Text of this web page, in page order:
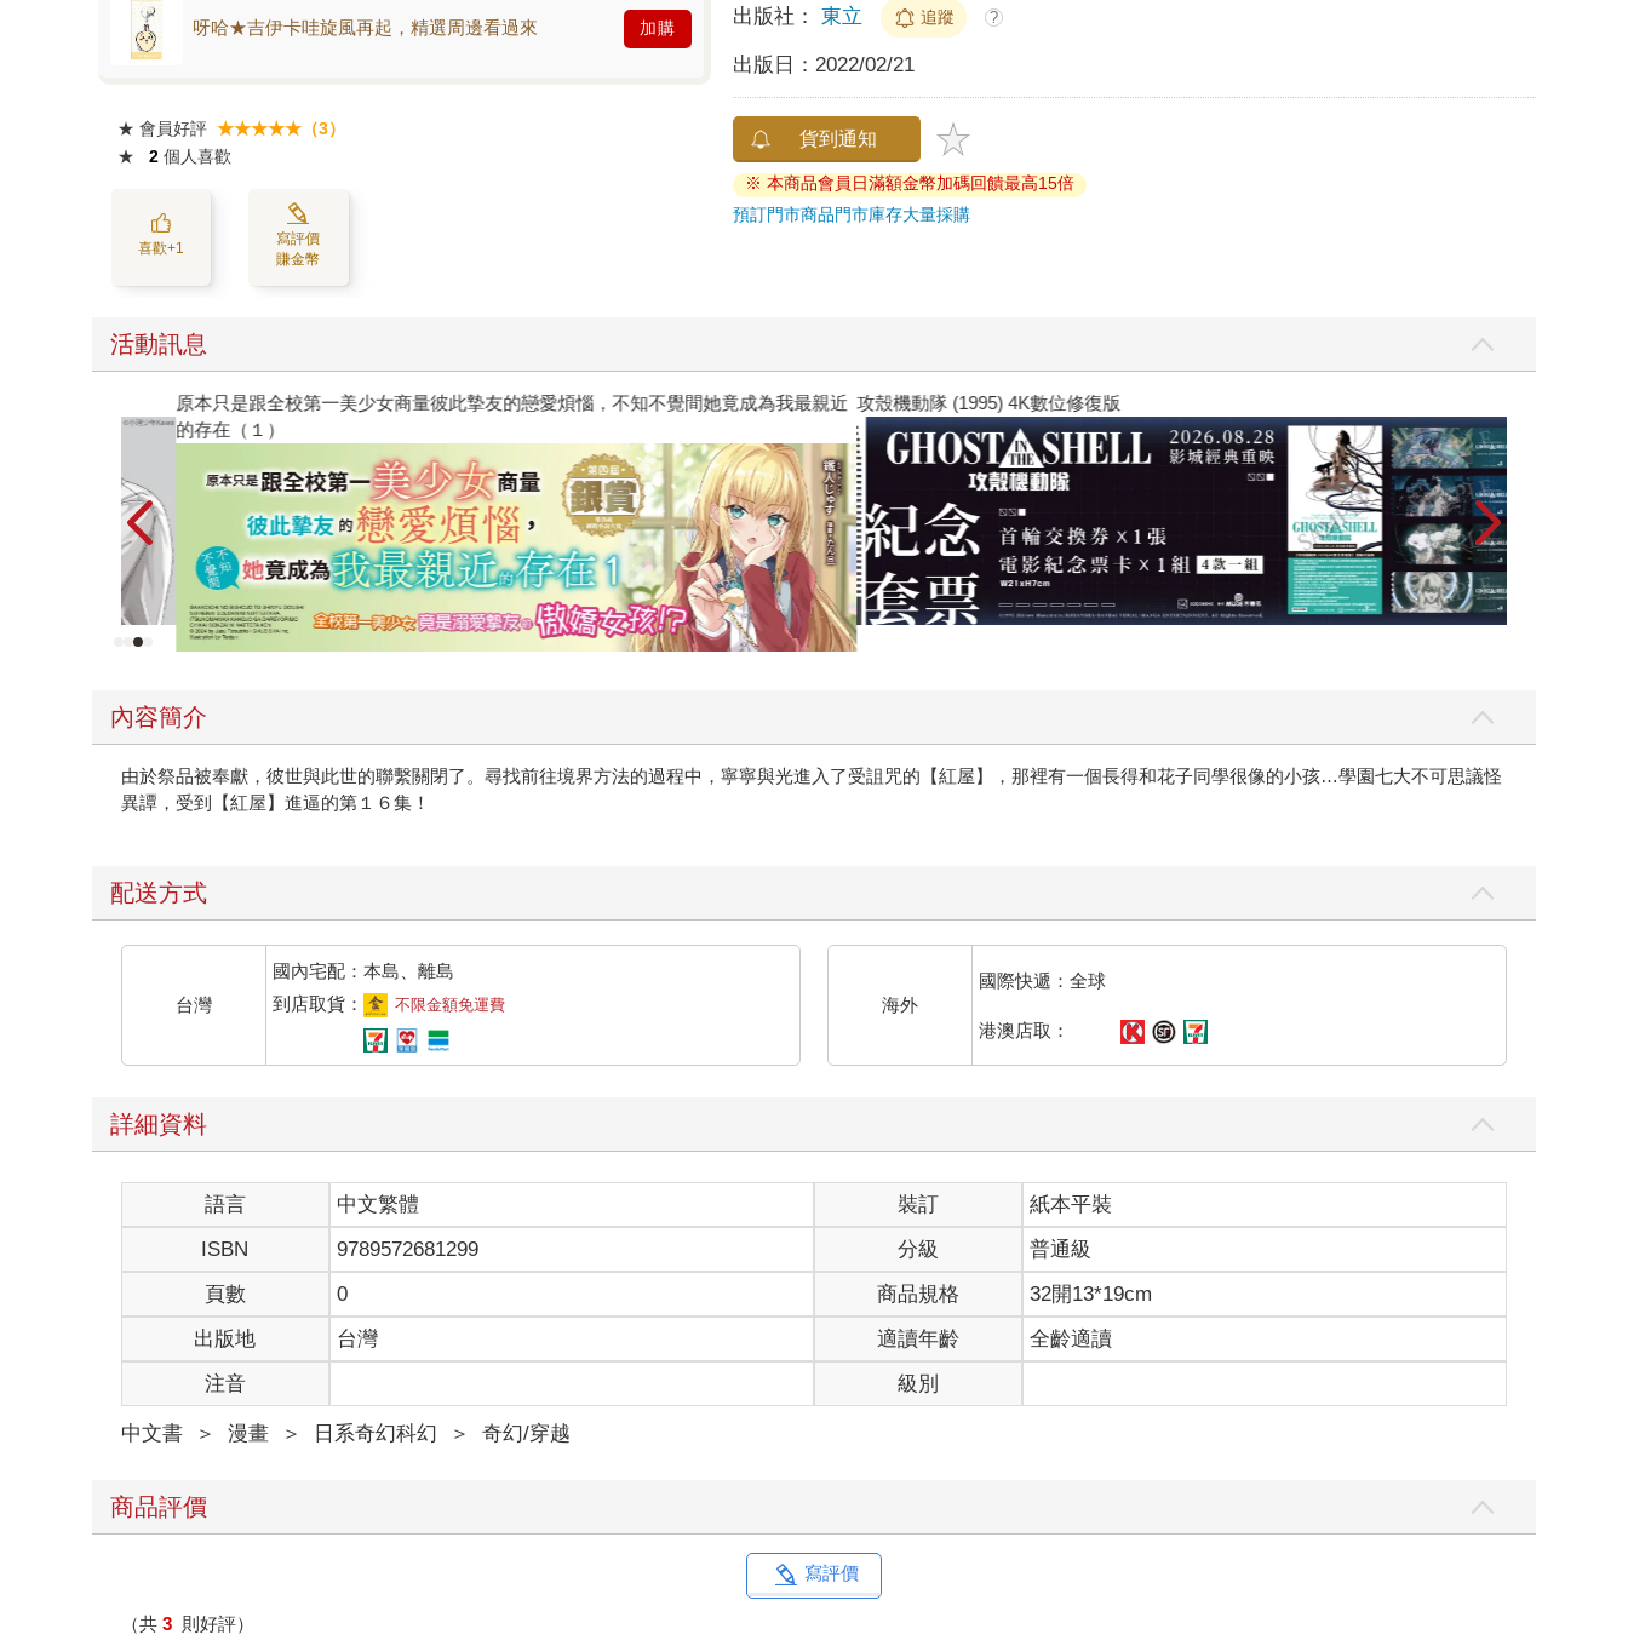
呀哈★吉伊卡哇旋風再起，精選周邊看過來 加購
★ 會員好評 ★★★★★（3）
★
2 個人喜歡
喜歡+1
寫評價
賺金幣
出版社： 東立 追蹤 ?
出版日： 2022/02/21
貨到通知
※ 本商品會員日滿額金幣加碼回饋最高15倍
預訂門市商品門市庫存大量採購
活動訊息
原本只是跟全校第一美少女商量彼此摯友的戀愛煩惱，不知不覺間她竟成為我最親近
的存在（１）
攻殼機動隊 (1995) 4K數位修復版
內容簡介
由於祭品被奉獻，彼世與此世的聯繫關閉了。尋找前往境界方法的過程中，寧寧與光進入了受詛咒的【紅屋】，那裡有一個長得和花子同學很像的小孩…學園七大不可思議怪
異譚，受到【紅屋】進逼的第１６集！
配送方式
台灣
國內宅配：本島、離島
到店取貨：
不限金額免運費 海外
國際快遞：全球
港澳店取：
詳細資料
語言 中文繁體 裝訂
紙本平裝
ISBN
9789572681299 分級
普通級
頁數
0 商品規格
32開13*19cm
出版地
台灣 適讀年齡
全齡適讀
注音
級別
中文書 ＞ 漫畫 ＞ 日系奇幻科幻 ＞ 奇幻/穿越
商品評價
寫評價
（共 3 則好評）